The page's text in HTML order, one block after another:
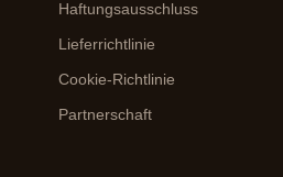
Haftungsausschluss
Lieferrichtlinie
Cookie-Richtlinie
Partnerschaft